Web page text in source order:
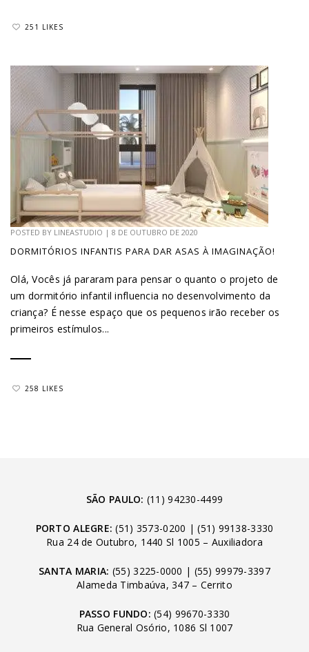
251 LIKES
POSTED BY LINEASTUDIO | 8 DE OUTUBRO DE 2020
DORMITÓRIOS INFANTIS PARA DAR ASAS À IMAGINAÇÃO!
Olá, Vocês já pararam para pensar o quanto o projeto de
um dormitório infantil influencia no desenvolvimento da
criança? É nesse espaço que os pequenos irão receber os
primeiros estímulos...
258 LIKES
SÃO PAULO: (11) 94230-4499
PORTO ALEGRE: (51) 3573-0200 |(51) 99138-3330
Rua 24 de Outubro, 1440 Sl 1005 – Auxiliadora
SANTA MARIA: (55) 3225-0000 | (55) 99979-3397
Alameda Timbaúva, 347 – Cerrito
PASSO FUNDO: (54) 99670-3330
Rua General Osório, 1086 Sl 1007